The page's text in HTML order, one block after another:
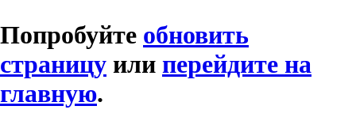
Попробуйте обновить
страницу или перейдите на
главную.